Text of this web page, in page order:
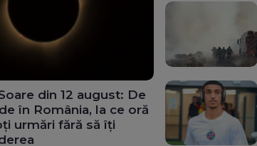
din 12 august: De
în România, la ce oră
urmări fără să îți